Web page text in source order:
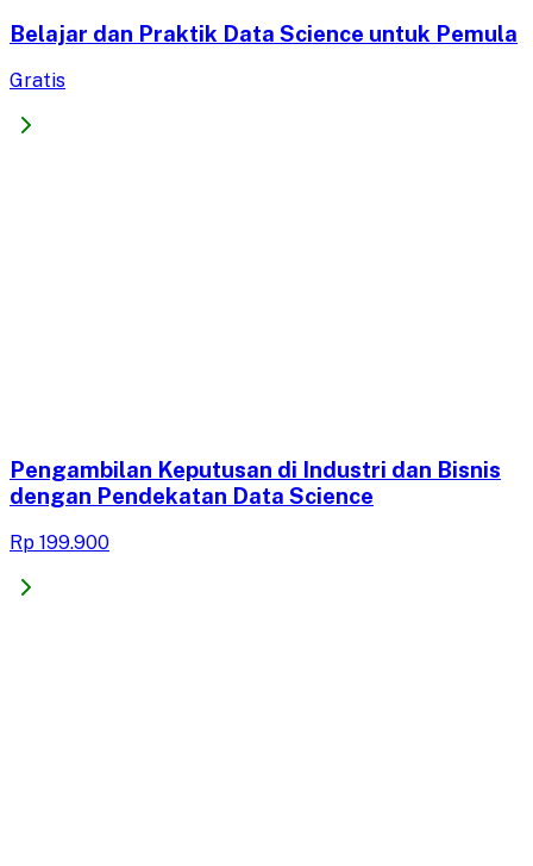
Belajar dan Praktik Data Science untuk Pemula
Gratis
Pengambilan Keputusan di Industri dan Bisnis
dengan Pendekatan Data Science
Rp 199.900